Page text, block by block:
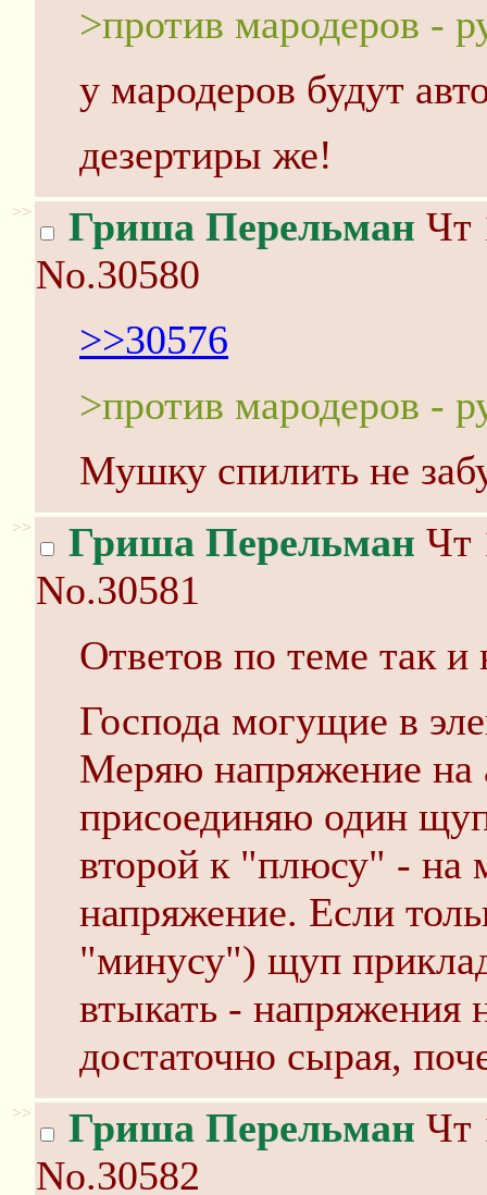
>против мародеров -
у мародеров будут
дезертиры же!
>> Гриша Перельман Чт
No.30580
>>30576
>против мародеров -
Мушку спилить не
>> Гриша Перельман Чт
No.30581
Ответов по теме так и
Господа могущие в
Меряю напряжение на
присоединяю один
второй к "плюсу" - на
напряжение. Если
"минусу") щуп
втыкать - напряжения
достаточно сырая,
>> Гриша Перельман Чт
No.30582